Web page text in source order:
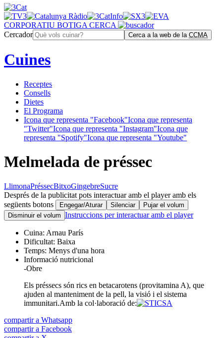
CORPORATIU BOTIGA CERCA
Cercador
Cerca a la web de la CCMA
Cuines
Receptes
Consells
Dietes
El Programa
Icona que representa "Facebook"Icona que representa
"Twitter"Icona que representa "Instagram"Icona que
representa "Spotify"Icona que representa "Youtube"
Melmelada de préssec
LlimonaPréssecBitxoGingebreSucre
Després de la publicitat pots interactuar amb el player amb els
següents botons
Engegar/Aturar Silenciar
Pujar el volum
Disminuir el volum Instruccions per interactuar amb el player
Cuina: Arnau París
Dificultat: Baixa
Temps: Menys d'una hora
Informació nutricional
-Obre
Els préssecs són rics en betacarotens (provitamina A), que
ajuden al manteniment de la pell, la visió i el sistema
immunitari.Amb la col·laboració de:
compartir a Whatsapp
compartir a Facebook